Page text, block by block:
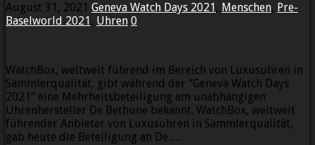
August 31, 2021 Geneva Watch Days 2021 , Menschen, Pre-
Baselworld 2021 , Uhren 0
WatchBox, weltweit führend im Bereich von Luxusuhren in
Sammlerqualität, gibt während der “Geneva Watch Days
2021” eine Mehrheitsbeteiligung am unabhängigen
Uhrenhersteller De Bethune bekannt. WatchBox, weltweit
führender Anbieter von Luxusuhren in Sammlerqualität,
gab heute die Beteiligung an De …